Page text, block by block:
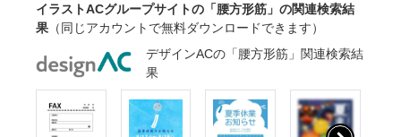
イラストACグループサイトの「腰方形筋」の関連検索結
果 （同じアカウントで無料ダウンロードできます）
デザインACの「腰方形筋」関連検索結
果